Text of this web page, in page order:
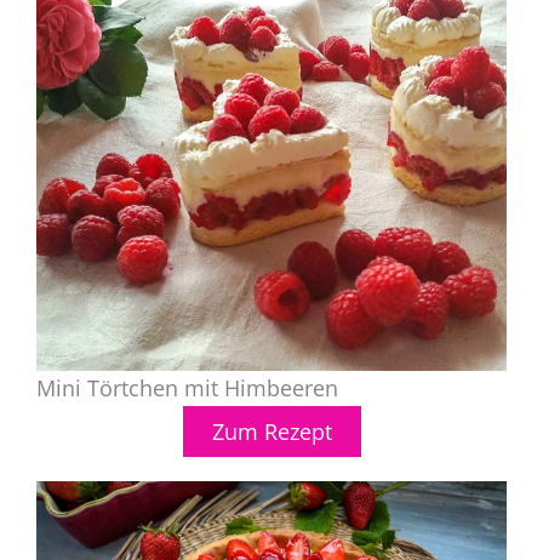
Mini Törtchen mit Himbeeren
Zum Rezept